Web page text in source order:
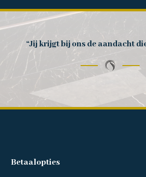
“Jij krijgt bij ons de aandacht
Betaalopties